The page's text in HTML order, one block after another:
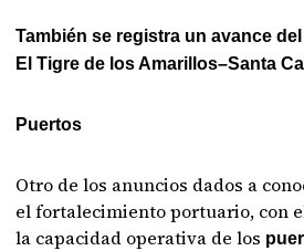
También se registra un avance
El Tigre de los Amarillos–Santa
Puertos
Otro de los anuncios dados a
el fortalecimiento portuario, con
la capacidad operativa de los